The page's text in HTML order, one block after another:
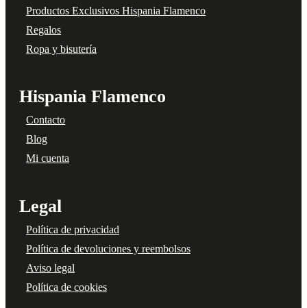
Productos Exclusivos Hispania Flamenco
Regalos
Ropa y bisutería
Hispania Flamenco
Contacto
Blog
Mi cuenta
Legal
Política de privacidad
Política de devoluciones y reembolsos
Aviso legal
Política de cookies